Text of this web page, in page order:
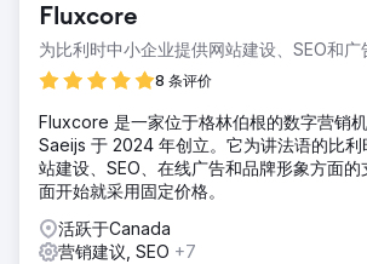
Fluxcore
为比利时中小企业提供网站建设、SEO和广
8 条评价
Fluxcore 是一家位于格林伯根的数字营销
Saeijs 于 2024 年创立。它为讲法语的比利
站建设、SEO、在线广告和品牌形象方面
面开始就采用固定价格。
活跃于Canada
营销建议, SEO +7